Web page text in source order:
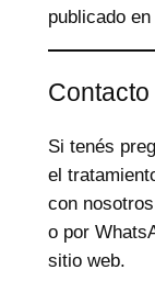
publicado
Contacto
Si tenés
el
con
o por
sitio web.